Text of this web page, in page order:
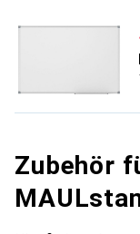
Zubehör